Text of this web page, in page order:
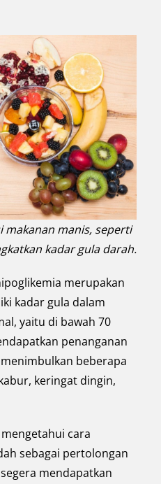
manis, seperti
kadar gula darah.
merupakan
kadar gula dalam
yaitu di bawah 70
penanganan
beberapa
keringat dingin,
cara
sebagai pertolongan
mendapatkan